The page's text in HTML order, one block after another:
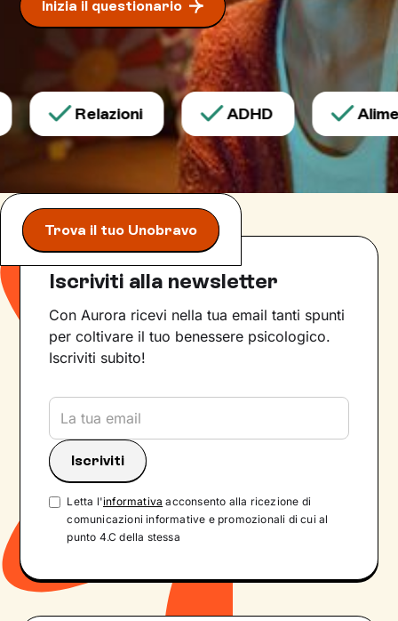
nuove .
Inizia il questionario
Relazioni ADHD
Trova il tuo Unobravo
Iscriviti alla newsletter
Con Aurora ricevi nella tua email tanti spunti
per coltivare il tuo benessere psicologico.
Iscriviti subito!
Letta l'informativa acconsento alla ricezione di
comunicazioni informative e promozionali di cui al
punto 4.C della stessa